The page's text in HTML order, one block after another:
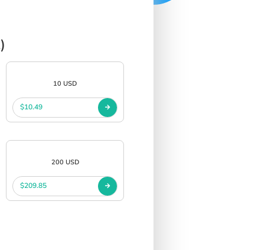
10 USD
$10.49
200 USD
$209.85